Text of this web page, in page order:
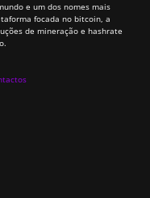
e um dos nomes mais
focada no bitcoin, a
de mineração e hashrate